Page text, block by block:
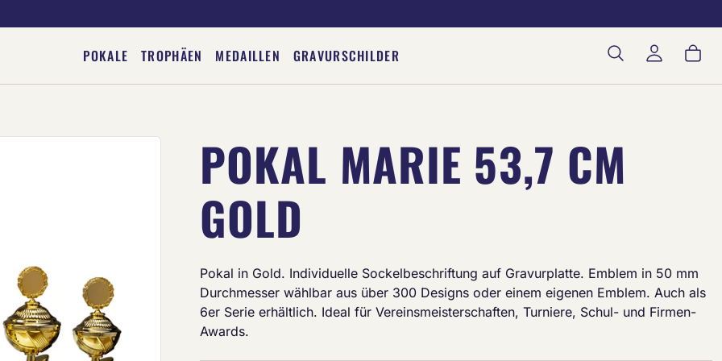
POKALE TROPHÄEN MEDAILLEN GRAVURSCHILDER
POKAL MARIE 53,7 CM
GOLD
Deine Gravur
Pokal in Gold. Individuelle Sockelbeschriftung auf Gravurplatte. Emblem in 50 mm
Durchmesser wählbar aus über 300 Designs oder einem eigenen Emblem. Auch als
6er Serie erhältlich. Ideal für Vereinsmeisterschaften, Turniere, Schul- und Firmen-
Awards.